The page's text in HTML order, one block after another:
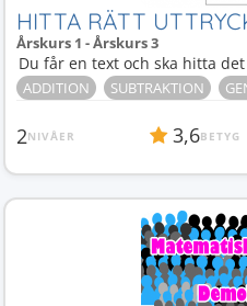
HITTA RÄTT
Årskurs 1 - Årskurs 3
Du får en text och ska hitta
ADDITION SUBTRAKTION
2NIVÅER 3,6BETYG